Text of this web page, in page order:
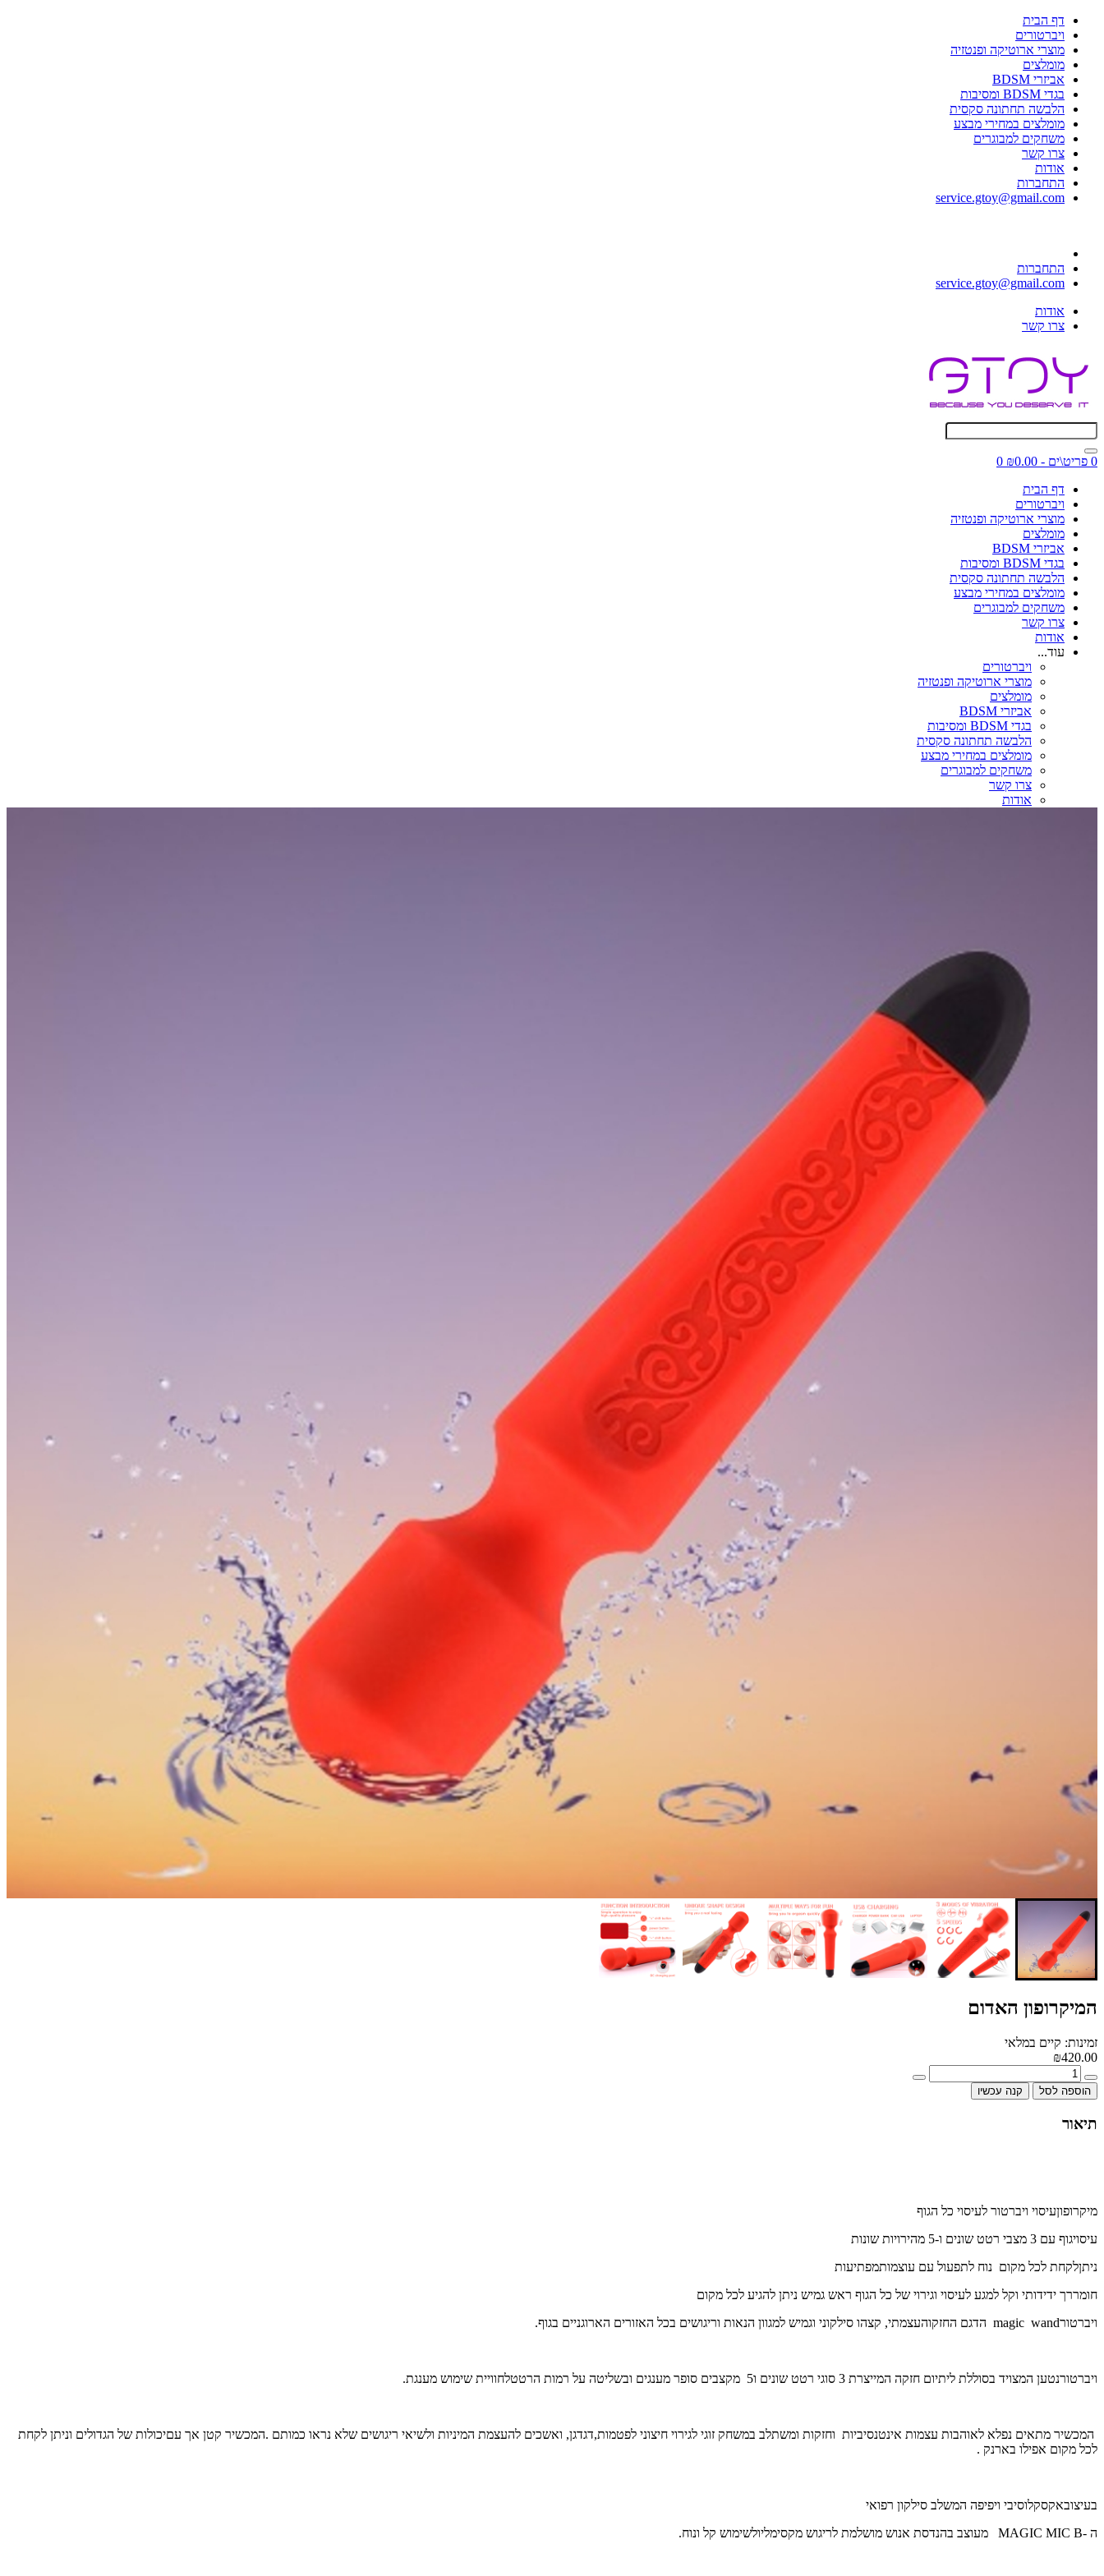
דף הבית
ויברטורים
מוצרי ארוטיקה ופנטזיה
מומלצים
אביזרי BDSM
בגדי BDSM ומסיבות
הלבשה תחתונה סקסית
מומלצים במחירי מבצע
משחקים למבוגרים
צרו קשר
אודות
התחברות
service.gtoy@gmail.com
התחברות
service.gtoy@gmail.com
אודות
צרו קשר
0 פריט\ים - ₪0.00
0
דף הבית
ויברטורים
מוצרי ארוטיקה ופנטזיה
מומלצים
אביזרי BDSM
בגדי BDSM ומסיבות
הלבשה תחתונה סקסית
מומלצים במחירי מבצע
משחקים למבוגרים
צרו קשר
אודות
עוד...
ויברטורים
מוצרי ארוטיקה ופנטזיה
מומלצים
אביזרי BDSM
בגדי BDSM ומסיבות
הלבשה תחתונה סקסית
מומלצים במחירי מבצע
משחקים למבוגרים
צרו קשר
אודות
המיקרופון האדום
זמינות: קיים במלאי
₪420.00
הוספה לסל קנה עכשיו
תיאור
מיקרופוןעיסוי ויברטור לעיסוי כל הגוף
עיסויגוף עם 3 מצבי רטט שונים ו-5 מהירויות שונות
ניתןלקחת לכל מקום נוח לתפעול עם עוצמותמפתיעות
חומררך ידידותי וקל למגע לעיסוי וגירוי של כל הגוף ראש גמיש ניתן להגיע לכל מקום
ויברטורwand
magic הדגם החזקוהעצמתי, קצהו סילקוני וגמיש למגוון הנאות וריגושים בכל האזורים הארוגניים בגוף.
ויברטורנטען המצויד בסוללת ליתיום חזקה המייצרת 3 סוגי רטט שונים ו5 מקצבים סופר מענגים ובשליטה על רמות הרטטלחוויית שימוש מענגת.
המכשיר מתאים נפלא לאוהבות עצמות אינטנסיביות וחזקות ומשתלב במשחק זוגי לגירוי חיצוני לפטמות,דגדגן, ואשכים להעצמת המיניות ולשיאי ריגושים שלא נראו כמותם .המכשיר קטן אך עםיכולות של הגדולים וניתן לקחת
לכל מקום אפילו בארנק .
בעיצובאקסקלוסיבי ויפיפה המשלב סילקון רפואי
ה -MAGIC MIC B מעוצב בהנדסת אנוש מושלמת לריגוש מקסימליולשימוש קל ונוח.